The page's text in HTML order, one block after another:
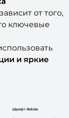
от того,
ключевые
и яркие